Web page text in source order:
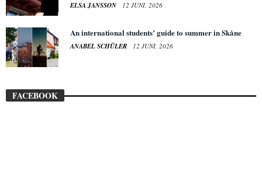
ELSA JANSSON 12 JUNI, 2026
An international students’ guide to summer in Skåne
ANABEL SCHÜLER 12 JUNI, 2026
FACEBOOK